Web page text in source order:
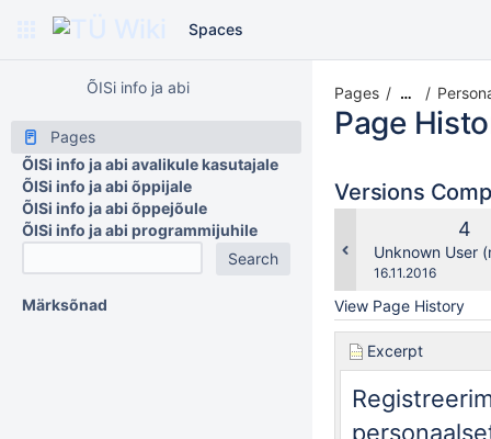
Spaces
ÕISi info ja abi
Pages
ÕISi info ja abi avalikule kasutajale
ÕISi info ja abi õppijale
ÕISi info ja abi õppejõule
ÕISi info ja abi programmijuhile
Märksõnad
Pages …
Page
Versions
Old
4
Unknown User
Saved
16.11.2016
View Page History
Excerpt